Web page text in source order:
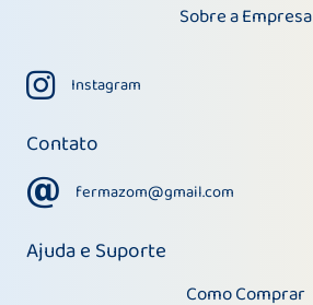
Sobre a Empresa
InstagramInstagram
Contato
fermazom@gmail.com
fermazom@gmail.com
Ajuda e Suporte
Como Comprar